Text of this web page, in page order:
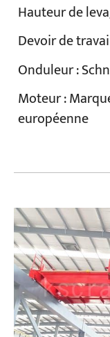
Hauteur de
Devoir de
Onduleur :
Moteur :
européenne